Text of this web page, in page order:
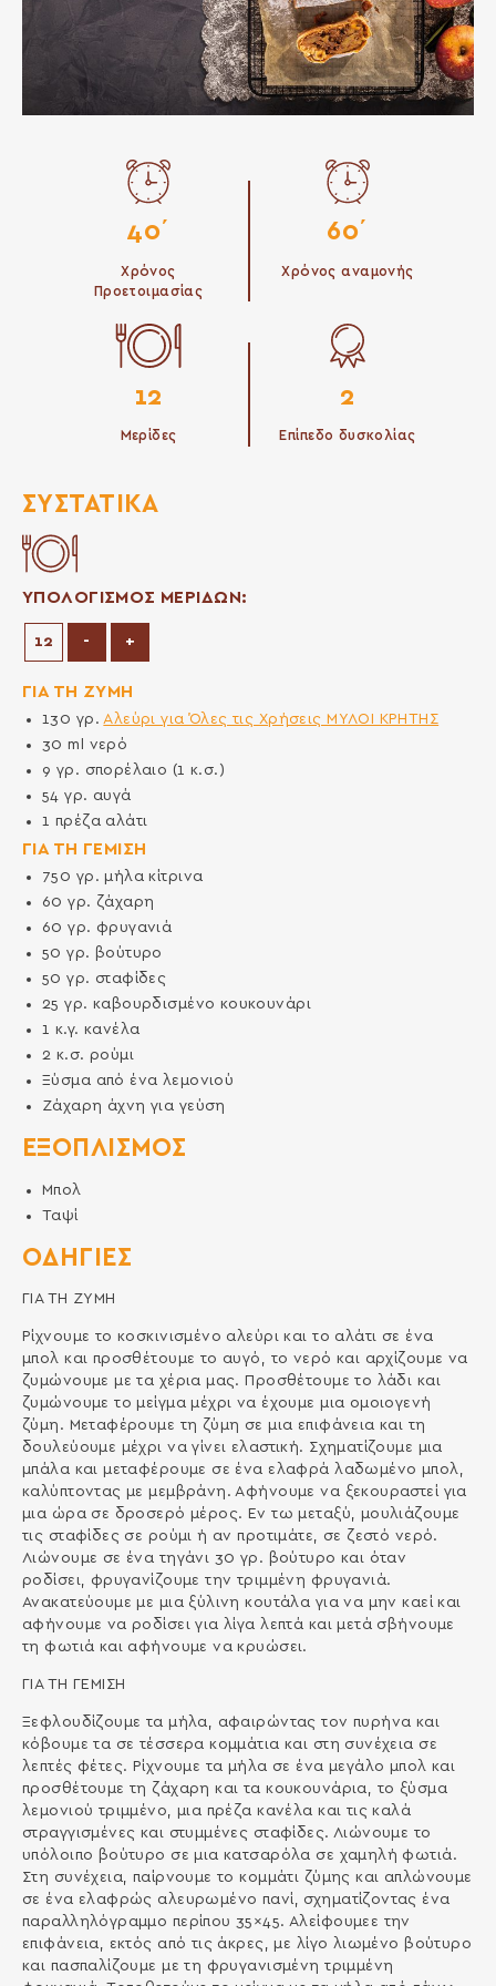
40΄
Χρόνος
Προετοιμασίας
60΄
Χρόνος αναμονής
12
Μερίδες
2
Επίπεδο δυσκολίας
ΟΔΗΓΙΕΣ
ΓΙΑ ΤΗ ΖΥΜΗ
Ρίχνουμε το κοσκινισμένο αλεύρι και το αλάτι σε ένα
μπολ και προσθέτουμε το αυγό, το νερό και αρχίζουμε να
ζυμώνουμε με τα χέρια μας. Προσθέτουμε το λάδι και
ζυμώνουμε το μείγμα μέχρι να έχουμε μια ομοιογενή
ζύμη. Μεταφέρουμε τη ζύμη σε μια επιφάνεια και τη
δουλεύουμε μέχρι να γίνει ελαστική. Σχηματίζουμε μια
μπάλα και μεταφέρουμε σε ένα ελαφρά λαδωμένο μπολ,
καλύπτοντας με μεμβράνη. Αφήνουμε να ξεκουραστεί για
μια ώρα σε δροσερό μέρος. Εν τω μεταξύ, μουλιάζουμε
τις σταφίδες σε ρούμι ή αν προτιμάτε, σε ζεστό νερό.
Λιώνουμε σε ένα τηγάνι 30 γρ. βούτυρο και όταν
ροδίσει, φρυγανίζουμε την τριμμένη φρυγανιά.
Ανακατεύουμε με μια ξύλινη κουτάλα για να μην καεί και
αφήνουμε να ροδίσει για λίγα λεπτά και μετά σβήνουμε
τη φωτιά και αφήνουμε να κρυώσει.
ΓΙΑ ΤΗ ΓΕΜΙΣΗ
Ξεφλουδίζουμε τα μήλα, αφαιρώντας τον πυρήνα και
κόβουμε τα σε τέσσερα κομμάτια και στη συνέχεια σε
λεπτές φέτες. Ρίχνουμε τα μήλα σε ένα μεγάλο μπολ και
προσθέτουμε τη ζάχαρη και τα κουκουνάρια, το ξύσμα
λεμονιού τριμμένο, μια πρέζα κανέλα και τις καλά
στραγγισμένες και στυμμένες σταφίδες. Λιώνουμε το
υπόλοιπο βούτυρο σε μια κατσαρόλα σε χαμηλή φωτιά.
Στη συνέχεια, παίρνουμε το κομμάτι ζύμης και απλώνουμε
σε ένα ελαφρώς αλευρωμένο πανί, σχηματίζοντας ένα
παραλληλόγραμμο περίπου 35×45. Αλείφουμεε την
επιφάνεια, εκτός από τις άκρες, με λίγο λιωμένο βούτυρο
και πασπαλίζουμε με τη φρυγανισμένη τριμμένη
ΣΥΣΤΑΤΙΚΆ
ΥΠΟΛΟΓΙΣΜΟΣ ΜΕΡΙΔΩΝ:
- Μείωση μερίδων
+Αύξηση μερίδων
ΓΙΑ ΤΗ ΖΥΜΗ
130 γρ. Αλεύρι για Όλες τις Χρήσεις ΜΥΛΟΙ ΚΡΗΤΗΣ
30ml νερό
9 γρ. σπορέλαιο (1 κ.σ.)
54γρ. αυγά
1 πρέζα αλάτι
ΓΙΑ ΤΗ ΓΕΜΙΣΗ
750 γρ.μήλα κίτρινα
60γρ. ζάχαρη
60γρ. φρυγανιά
50γρ. βούτυρο
50γρ. σταφίδες
25γρ. καβουρδισμένο κουκουνάρι
1 κ.γ. κανέλα
2 κ.σ. ρούμι
Ξύσμα από ένα λεμονιού
Ζάχαρη άχνη για γεύση
ΕΞΟΠΛΙΣΜΌΣ
Μπολ
Ταψί